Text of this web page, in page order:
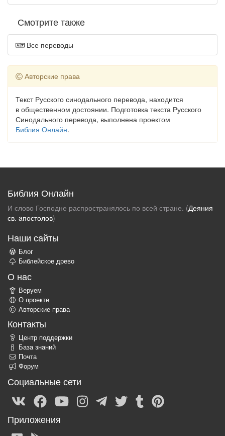
Смотрите также
Все переводы
Авторские права
Текст Русского синодального перевода, находится
в общественном достоянии. Подготовка текста Русского
Синодального перевода, выполнена проектом
Библия Онлайн.
Библия Онлайн
И слово Господне распространялось по всей стране. (Деяния
св. aпостолов)
Наши сайты
Блог
Библейское древо
О нас
Веруем
О проекте
Авторские права
Контакты
Центр поддержки
База знаний
Почта
Форум
Социальные сети
Приложения